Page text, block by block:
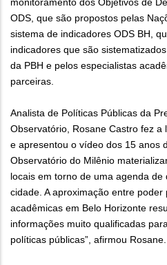
monitoramento dos Objetivos de
ODS, que são propostos pelas
sistema de indicadores ODS BH,
indicadores que são
da PBH e pelos especialistas
parceiras.
Analista de Políticas Públicas da
Observatório, Rosane Castro fez
e apresentou o vídeo dos 15 anos
Observatório do Milênio
locais em torno de uma agenda
cidade. A aproximação entre poder
acadêmicas em Belo Horizonte
informações muito qualificadas
políticas públicas”, afirmou Rosane.